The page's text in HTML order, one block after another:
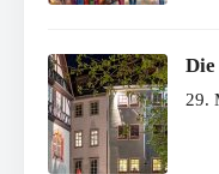
Die
29.